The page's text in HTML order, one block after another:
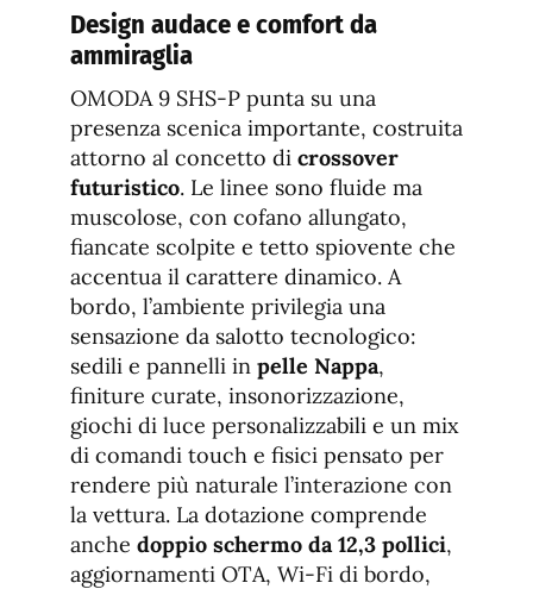
Design audace e comfort da
ammiraglia
OMODA 9 SHS-P punta su una
presenza scenica importante, costruita
attorno al concetto di crossover
futuristico. Le linee sono fluide ma
muscolose, con cofano allungato,
fiancate scolpite e tetto spiovente che
accentua il carattere dinamico. A
bordo, l’ambiente privilegia una
sensazione da salotto tecnologico:
sedili e pannelli in pelle Nappa,
finiture curate, insonorizzazione,
giochi di luce personalizzabili e un mix
di comandi touch e fisici pensato per
rendere più naturale l’interazione con
la vettura. La dotazione comprende
anche doppio schermo da 12,3 pollici,
aggiornamenti OTA, Wi-Fi di bordo,